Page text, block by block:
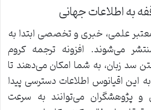
به اطلاعات جهانی
علمی، خبری و تخصصی ابتدا به
می‌شوند. افزونه ترجمه کروم
سد زبان، به شما امکان می‌دهند تا
این اقیانوس اطلاعات دسترسی پیدا
و پژوهشگران می‌توانند به سرعت